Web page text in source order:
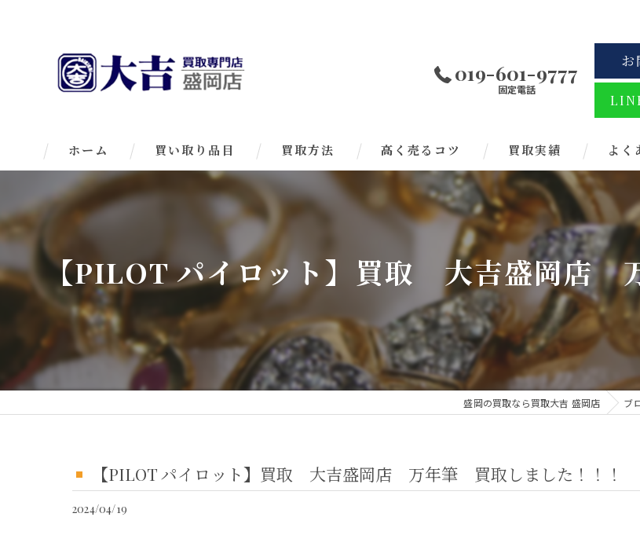
019-601-9777
固定電話
お
ホーム 買い取り品目 買取方法 高く売るコツ 買取実績 よく
【PILOT パイロット】買取 大吉盛岡店
盛岡の買取なら買取大吉 盛岡店 ブ
【PILOT パイロット】買取 大吉盛岡店 万年筆 買取しました！！！
2024/04/19